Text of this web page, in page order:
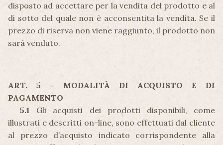
disposto ad accettare per la vendita del prodotto e al
di sotto del quale non è acconsentita la vendita. Se il
prezzo di riserva non viene raggiunto, il prodotto non
sarà venduto.
ART. 5 – MODALITÀ DI ACQUISTO E DI
PAGAMENTO
5.1 Gli acquisti dei prodotti disponibili, come
illustrati e descritti on-line, sono effettuati dal cliente
al prezzo d’acquisto indicato corrispondente alla